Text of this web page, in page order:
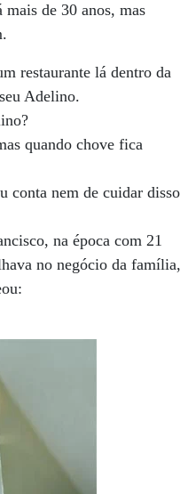
mais de 30 anos, mas
restaurante lá dentro da
Adelino.
quando chove fica
conta nem de cuidar disso
na época com 21
no negócio da família,